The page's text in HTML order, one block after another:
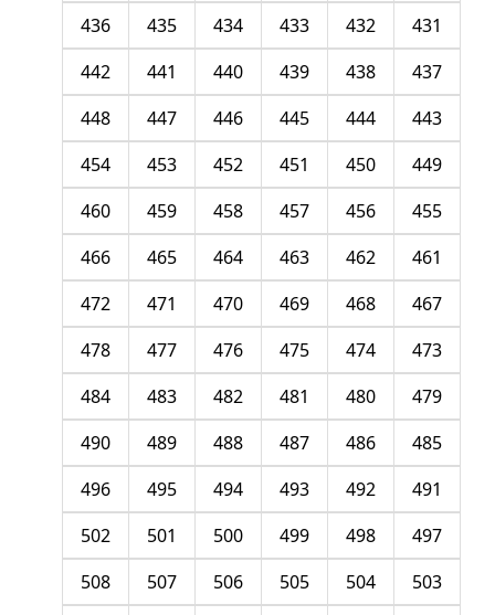
431
432
433
434
435
436
437
438
439
440
441
442
443
444
445
446
447
448
449
450
451
452
453
454
455
456
457
458
459
460
461
462
463
464
465
466
467
468
469
470
471
472
473
474
475
476
477
478
479
480
481
482
483
484
485
486
487
488
489
490
491
492
493
494
495
496
497
498
499
500
501
502
503
504
505
506
507
508